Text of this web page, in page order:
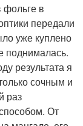
в
передали
уже куплено
поднималась.
результата я
сочным и
раз
От